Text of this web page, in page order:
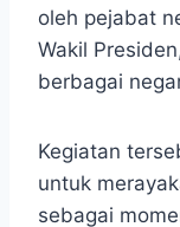
oleh pejabat
Wakil
berbagai
Kegiatan
untuk
sebagai